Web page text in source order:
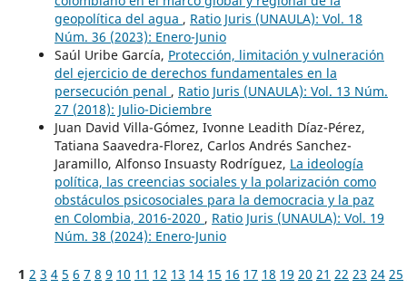
geopolítica del agua , Ratio Juris (UNAULA): Vol. 18
Núm. 36 (2023): Enero-Junio
Saúl Uribe García, Protección, limitación y vulneración
del ejercicio de derechos fundamentales en la
persecución penal , Ratio Juris (UNAULA): Vol. 13 Núm.
27 (2018): Julio-Diciembre
Juan David Villa-Gómez, Ivonne Leadith Díaz-Pérez,
Tatiana Saavedra-Florez, Carlos Andrés Sanchez-
Jaramillo, Alfonso Insuasty Rodríguez, La ideología
política, las creencias sociales y la polarización como
obstáculos psicosociales para la democracia y la paz
en Colombia, 2016-2020 , Ratio Juris (UNAULA): Vol. 19
Núm. 38 (2024): Enero-Junio
1 2 3 4 5 6 7 8 9 10 11 12 13 14 15 16 17 18 19 20 21 22 23 24 25